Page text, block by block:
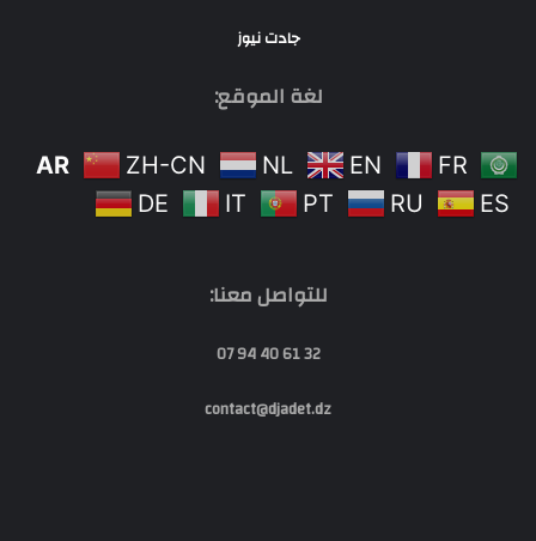
جادت نيوز
لغة الموقع:
AR ZH-CN NL EN
FR
DE
IT PT RU ES
للتواصل معنا:
32 61 40 94 07
contact@djadet.dz